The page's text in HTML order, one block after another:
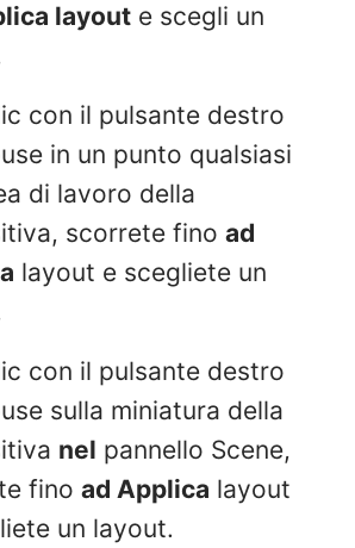
layout e scegli un
con il pulsante destro
in un punto qualsiasi
di lavoro della
scorrete fino ad
layout e scegliete un
con il pulsante destro
sulla miniatura della
nel pannello Scene,
fino ad Applica layout
un layout.